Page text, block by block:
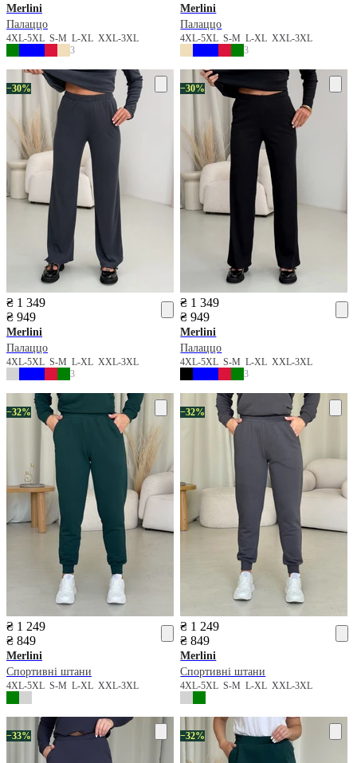
Merlini
Палаццо
4XL-5XL S-M L-XL XXL-3XL
3
Merlini
Палаццо
4XL-5XLS-ML-XLXXL-3XL
3
−30%
₴ 1 349
₴ 949
Merlini
Палаццо
4XL-5XL S-M L-XL XXL-3XL
3
−30%
₴ 1 349
₴ 949
Merlini
Палаццо
4XL-5XLS-ML-XLXXL-3XL
3
−32%
₴ 1 249
₴ 849
Merlini
Спортивні штани
4XL-5XL S-M L-XL XXL-3XL
−32%
₴ 1 249
₴ 849
Merlini
Спортивні штани
4XL-5XLS-ML-XLXXL-3XL
−33% −32%